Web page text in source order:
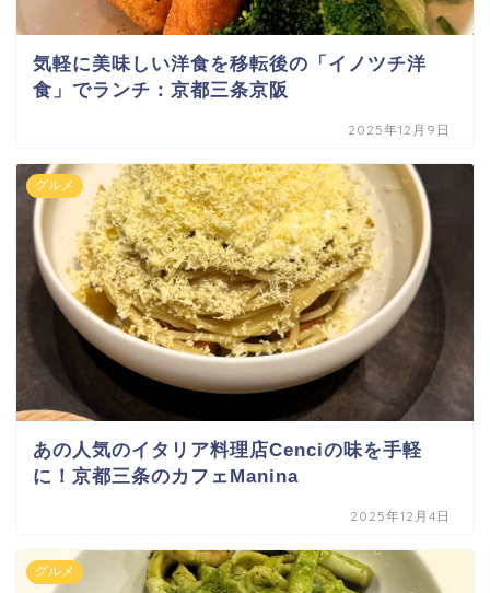
気軽に美味しい洋食を移転後の「イノツチ洋
食」でランチ：京都三条京阪
2025年12月9日
グルメ
あの人気のイタリア料理店Cenciの味を手軽
に！京都三条のカフェManina
2025年12月4日
グルメ